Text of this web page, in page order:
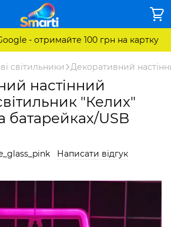
- отримайте 100 грн на картку
світильники Декоративний
настінний
"Келих"
батарейках/USB
Написати відгук